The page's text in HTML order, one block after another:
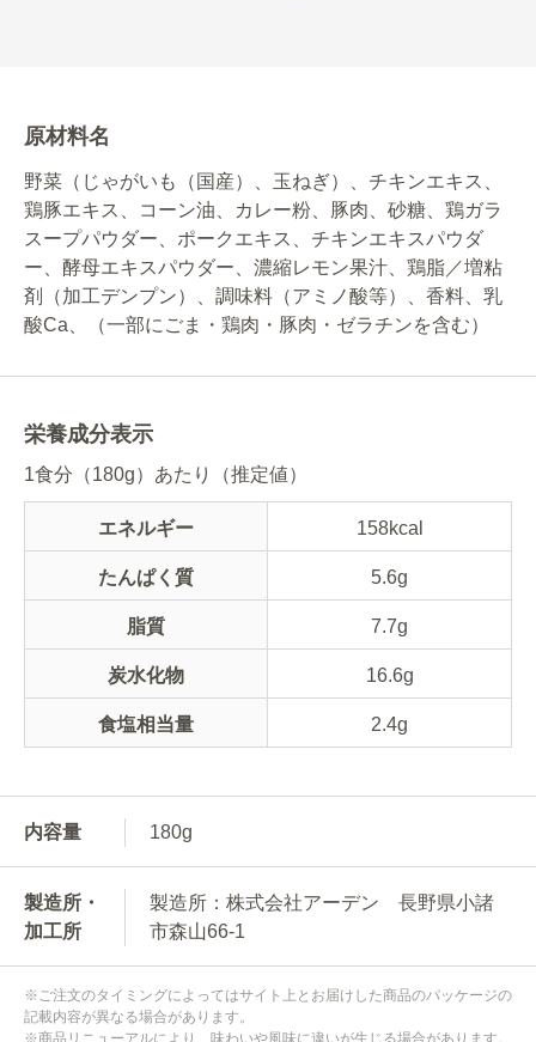
原材料名
野菜（じゃがいも（国産）、玉ねぎ）、チキンエキス、
鶏豚エキス、コーン油、カレー粉、豚肉、砂糖、鶏ガラ
スープパウダー、ポークエキス、チキンエキスパウダ
ー、酵母エキスパウダー、濃縮レモン果汁、鶏脂／増粘
剤（加工デンプン）、調味料（アミノ酸等）、香料、乳
酸Ca、（一部にごま・鶏肉・豚肉・ゼラチンを含む）
栄養成分表示
1食分（180g）あたり（推定値）
エネルギー 158kcal
たんぱく質 5.6g
脂質 7.7g
炭水化物 16.6g
食塩相当量 2.4g
内容量 180g
製造所・
加工所
製造所：株式会社アーデン 長野県小諸
市森山66-1
※ご注文のタイミングによってはサイト上とお届けした商品のパッケージの
記載内容が異なる場合があります。
※商品リニューアルにより、味わいや風味に違いが生じる場合があります。